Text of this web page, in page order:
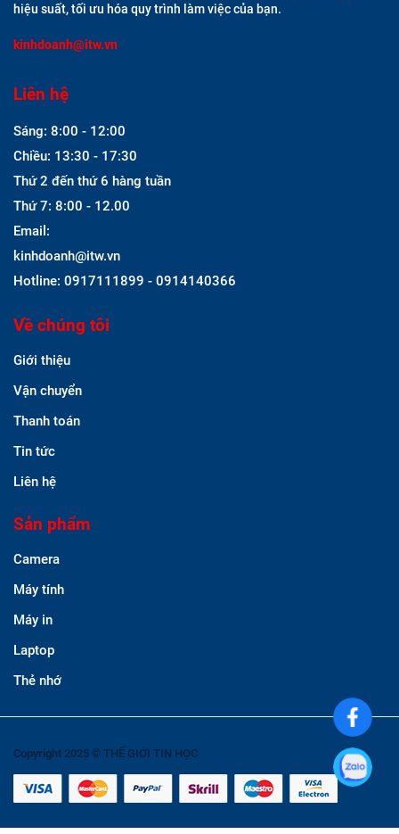
hiệu suất, tối ưu hóa quy trình làm việc của bạn.
kinhdoanh@itw.vn
Liên hệ
Sáng: 8:00 - 12:00
Chiều: 13:30 - 17:30
Thứ 2 đến thứ 6 hàng tuần
Thứ 7: 8:00 - 12.00
Email:
kinhdoanh@itw.vn
Hotline: 0917111899 - 0914140366
Về chúng tôi
Giới thiệu
Vận chuyển
Thanh toán
Tin tức
Liên hệ
Sản phẩm
Camera
Máy tính
Máy in
Laptop
Thẻ nhớ
Copyright 2025 © THẾ GIỚI TIN HỌC